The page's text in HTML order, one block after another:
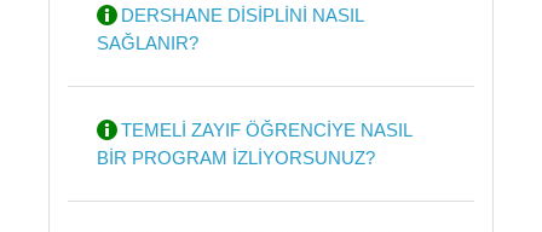
DERSHANE DİSİPLİNİ NASIL
SAĞLANIR?
TEMELİ ZAYIF ÖĞRENCİYE NASIL
BİR PROGRAM İZLİYORSUNUZ?